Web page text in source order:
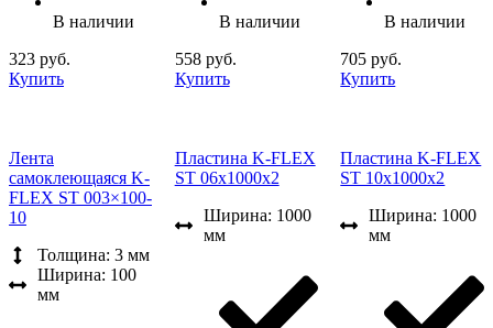
В наличии
323 руб.
Купить
В наличии
558 руб.
Купить
В наличии
705 руб.
Купить
Лента
самоклеющаяся K-
FLEX ST 003×100-
10
Толщина: 3 мм
Ширина: 100
мм
Пластина K-FLEX
ST 06x1000x2
Ширина: 1000
мм
Пластина K-FLEX
ST 10x1000x2
Ширина: 1000
мм